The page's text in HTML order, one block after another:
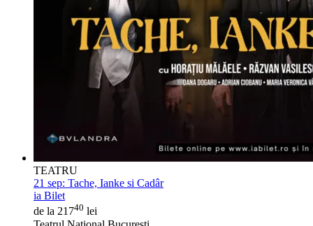
TEATRU
21 sep: Tache, Ianke si Cadâr
ia Bilet
de la 21740 lei